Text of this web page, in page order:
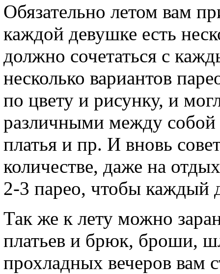
Обязательно летом вам
каждой девушке есть
должно сочетаться с
несколько вариантов
по цвету и рисунку, и
различными между собой
платья и пр. И вновь
количестве, даже на
2-3 парео, чтобы каждый
Так же к лету можно
платьев и брюк, броши,
прохладных вечеров вам